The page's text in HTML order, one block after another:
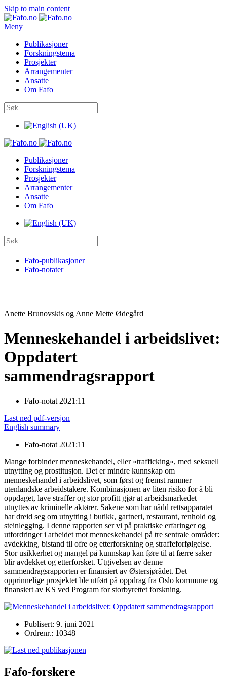
Skip to main content
Meny
Publikasjoner
Forskningstema
Prosjekter
Arrangementer
Ansatte
Om Fafo
Publikasjoner
Forskningstema
Prosjekter
Arrangementer
Ansatte
Om Fafo
Fafo-publikasjoner
Fafo-notater
Anette Brunovskis og Anne Mette Ødegård
Menneskehandel i arbeidslivet:
Oppdatert
sammendragsrapport
Fafo-notat 2021:11
Last ned pdf-versjon
English summary
Fafo-notat 2021:11
Mange forbinder menneskehandel, eller «trafficking», med seksuell
utnytting og prostitusjon. Det er mindre kunnskap om
menneskehandel i arbeidslivet, som først og fremst rammer
utenlandske arbeidstakere. Kombinasjonen av liten risiko for å bli
oppdaget, lave straffer og stor profitt gjør at arbeidsmarkedet
utnyttes av kriminelle aktører. Sakene som har nådd rettsapparatet
har dreid seg om utnytting i butikk, gartneri, restaurant, renhold og
steinlegging. I denne rapporten ser vi på praktiske erfaringer og
utfordringer i arbeidet mot menneskehandel på tre sentrale områder:
avdekking, bistand til ofre og etterforskning og straffeforfølgelse.
Stor usikkerhet og mangel på kunnskap kan føre til at færre saker
blir avdekket og etterforsket. Utgivelsen av denne
sammendragsrapporten er finansiert av Østersjørådet. Det
opprinnelige prosjektet ble utført på oppdrag fra Oslo kommune og
finansiert av KS ved Program for storbyrettet forskning.
Publisert: 9. juni 2021
Ordrenr.: 10348
Fafo-forskere